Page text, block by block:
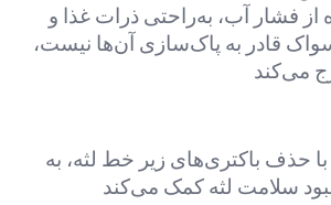
از فشار آب، به‌راحتی ذرات غذا و
قادر به پاک‌سازی آن‌ها نیست،
می‌کند
حذف باکتری‌های زیر خط لثه، به
سلامت لثه کمک می‌کند